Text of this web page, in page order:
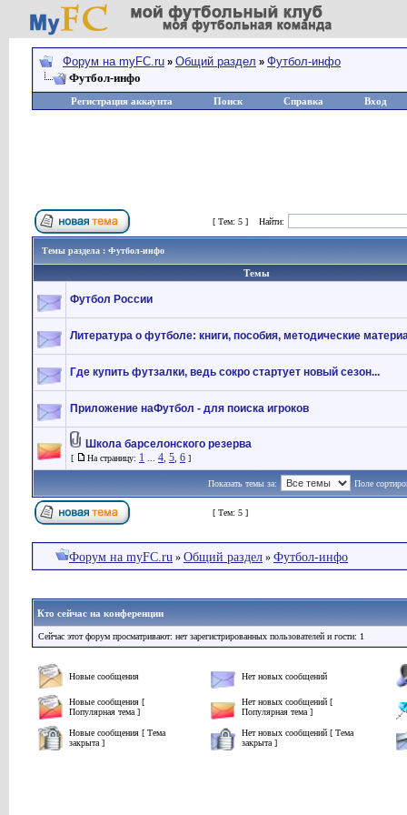
Форум на myFC.ru » Общий раздел » Футбол-инфо
Футбол-инфо
Регистрация аккаунта Поиск Справка Вход
[ Тем: 5 ] Найти:
Темы раздела : Футбол-инфо
Темы
Футбол России
Литература о футболе: книги, пособия, методические
Где купить футзалки, ведь сокро стартует новый сезон...
Приложение наФутбол - для поиска игроков
Школа барселонского резерва
[ На страницу: 1 4 5 6 ]
Показать темы за: Поле
[ Тем: 5 ]
Форум на myFC.ru » Общий раздел » Футбол-инфо
Кто сейчас на конференции
Сейчас этот форум просматривают: нет зарегистрированных пользователей и гости: 1
Новые сообщения Нет новых сообщений
Новые сообщения [
Популярная тема ]
Нет новых сообщений [
Популярная тема ]
Новые сообщения [ Тема
закрыта ]
Нет новых сообщений [ Тема
закрыта ]